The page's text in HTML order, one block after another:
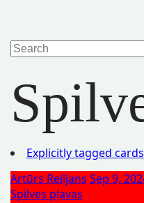
Explicitly tagged cards
Artūrs Reiljans Sep 9,
Spilves pļavas